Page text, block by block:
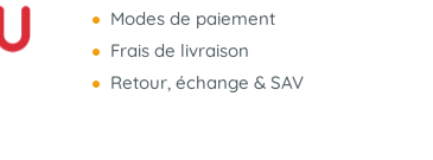
Modes de paiement
Frais de livraison
Retour, échange & SAV